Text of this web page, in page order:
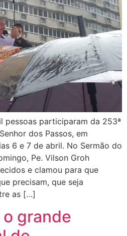
pessoas participaram da 253ª
dos Passos, em
6 e 7 de abril. No Sermão do
Pe. Vilson Groh
e clamou para que
precisam, que seja
as […]
grande